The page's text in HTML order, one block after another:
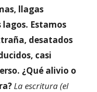
llagas
Estamos
desatados
casi
¿Qué alivio o
La escritura (el